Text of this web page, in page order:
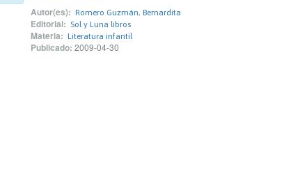
Autor(es): Romero Guzmán, Bernardita
Editorial: Sol y Luna libros
Materia: Literatura infantil
Publicado: 2009-04-30